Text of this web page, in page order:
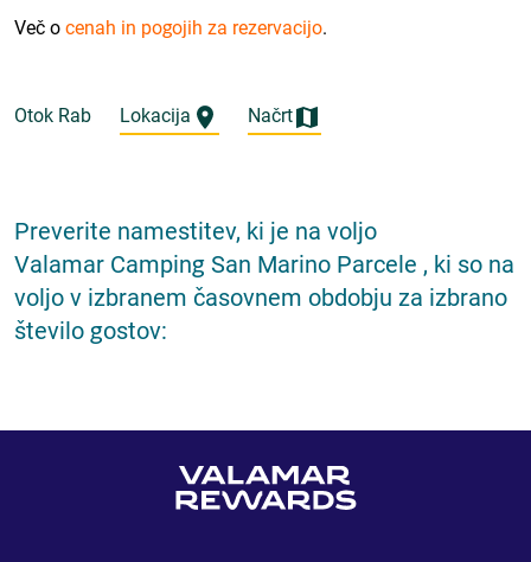
Več o cenah in pogojih za rezervacijo.
Otok Rab Lokacija Načrt
Preverite namestitev, ki je na voljo
Valamar Camping San Marino Parcele , ki so na
voljo v izbranem časovnem obdobju za izbrano
število gostov: